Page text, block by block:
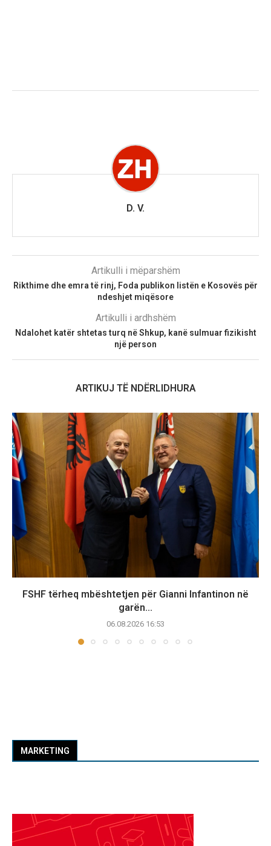
D. V.
Artikulli i mëparshëm
Rikthime dhe emra të rinj, Foda publikon listën e Kosovës për
ndeshjet miqësore
Artikulli i ardhshëm
Ndalohet katër shtetas turq në Shkup, kanë sulmuar fizikisht
një person
ARTIKUJ TË NDËRLIDHURA
FSHF tërheq mbështetjen për Gianni Infantinon në
garën...
06.08.2026 16:53
MARKETING